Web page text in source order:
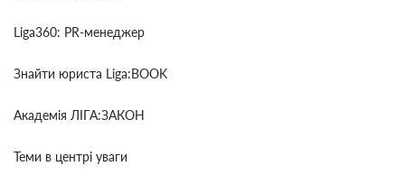
Liga360: PR-менеджер
Знайти юриста Liga:BOOK
Академія ЛІГА:ЗАКОН
Теми в центрі уваги